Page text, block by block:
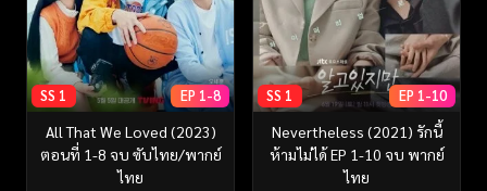
SS 1 EP 1-8
All That We Loved (2023)
ตอนที่ 1-8 จบ ซับไทย/พากย์
ไทย
SS 1 EP 1-10
Nevertheless (2021) รักนี้
ห้ามไม่ได้ EP 1-10 จบ พากย์
ไทย